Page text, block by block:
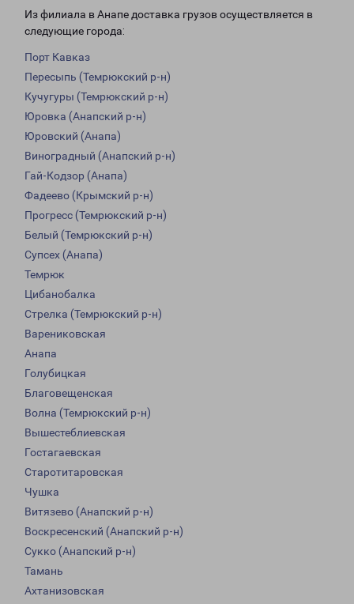
Из филиала в Анапе доставка грузов осуществляется в
следующие города:
Порт Кавказ
Пересыпь (Темрюкский р-н)
Кучугуры (Темрюкский р-н)
Юровка (Анапский р-н)
Юровский (Анапа)
Виноградный (Анапский р-н)
Гай-Кодзор (Анапа)
Фадеево (Крымский р-н)
Прогресс (Темрюкский р-н)
Белый (Темрюкский р-н)
Супсех (Анапа)
Темрюк
Цибанобалка
Стрелка (Темрюкский р-н)
Варениковская
Анапа
Голубицкая
Благовещенская
Волна (Темрюкский р-н)
Вышестеблиевская
Гостагаевская
Старотитаровская
Чушка
Витязево (Анапский р-н)
Воскресенский (Анапский р-н)
Сукко (Анапский р-н)
Тамань
Ахтанизовская